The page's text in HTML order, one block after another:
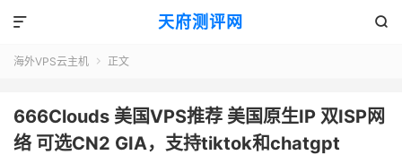
天府测评网 

海外VPS云主机  正文
666Clouds 美国VPS推荐 美国原生IP 双ISP网
络 可选CN2 GIA，支持tiktok和chatgpt